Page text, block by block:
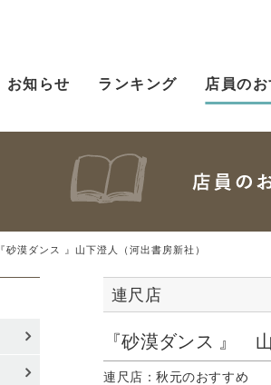
お知らせ ランキング 店員の
『砂漠ダンス 』山下澄人（河出書房新社）
連尺店
『砂漠ダンス 』
連尺店：秋元のおすすめ